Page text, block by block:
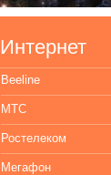
Интернет
Beeline
МТС
Ростелеком
Мегафон